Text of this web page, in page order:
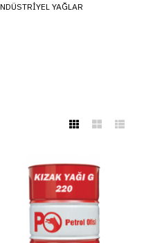
YAĞLAR
Ofisi Kızak Yağı G
-15 Kg/teneke
ADD TO COMPARE